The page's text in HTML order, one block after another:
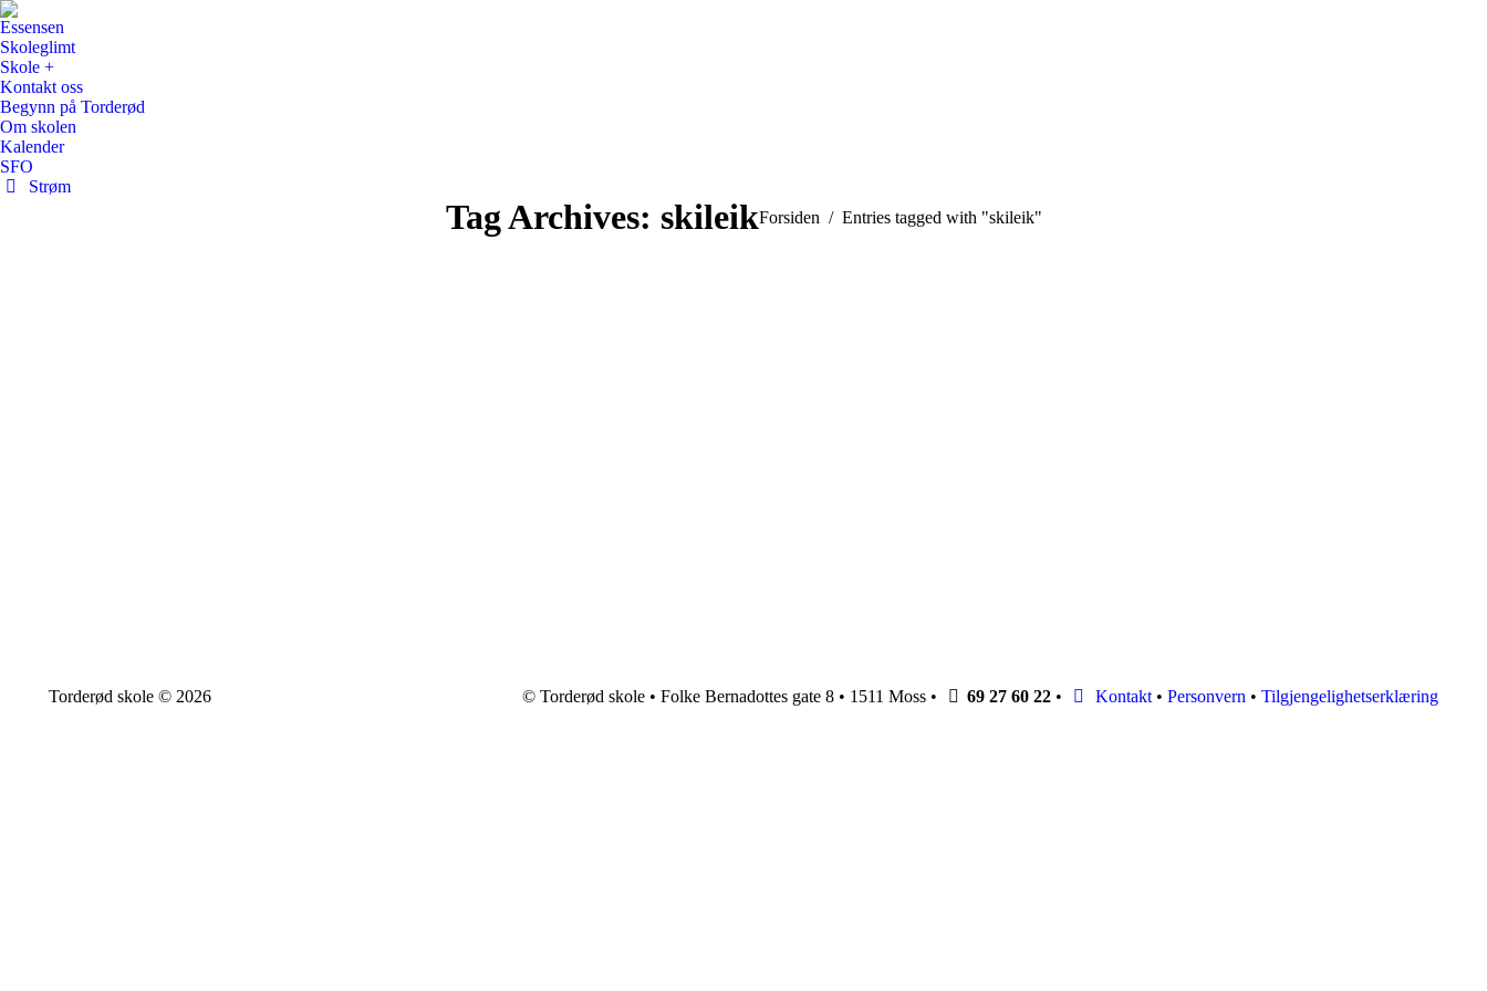
Essensen
Skoleglimt
Skole +
Kontakt oss
Begynn på Torderød
Om skolen
Kalender
SFO
Strøm
Tag Archives: skileikYou are here:
Forsiden Entries tagged with "skileik"
Torderød skole © 2026 © Torderød skole • Folke Bernadottes gate 8 • 1511 Moss • 69 27 60 22• Kontakt • Personvern • Tilgjengelighetserklæring